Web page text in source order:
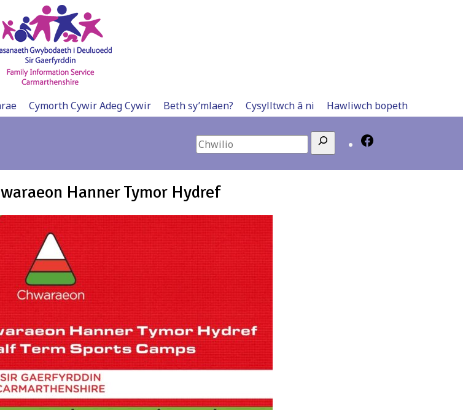
Cymorth Cywir Adeg Cywir Beth sy’mlaen? Cysylltwch â ni Hawliwch bopeth
Search
Hanner Tymor Hydref